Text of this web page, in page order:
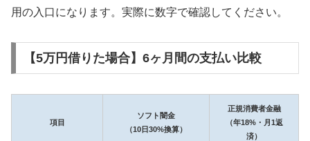
用の入口になります。実際に数字で確認してください。
【5万円借りた場合】6ヶ月間の支払い比較
項目
ソフト闇金
（10日30%換算）
正規消費者金融
（年18%・月1返
済）